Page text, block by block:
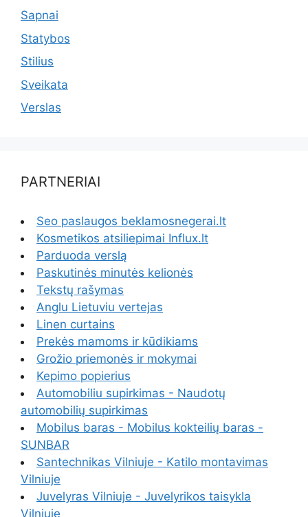
Sapnai
Statybos
Stilius
Sveikata
Verslas
PARTNERIAI
Seo paslaugos beklamosnegerai.lt
Kosmetikos atsiliepimai Influx.lt
Parduoda verslą
Paskutinės minutės kelionės
Tekstų rašymas
Anglu Lietuviu vertejas
Linen curtains
Prekės mamoms ir kūdikiams
Grožio priemonės ir mokymai
Kepimo popierius
Automobiliu supirkimas - Naudotų
automobilių supirkimas
Mobilus baras - Mobilus kokteilių baras -
SUNBAR
Santechnikas Vilniuje - Katilo montavimas
Vilniuje
Juvelyras Vilniuje - Juvelyrikos taisykla
Vilniuje